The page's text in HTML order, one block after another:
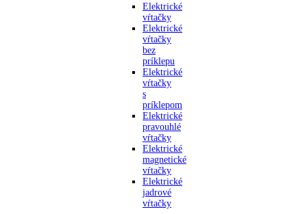
Elektrické
vŕtačky
Elektrické
vŕtačky
bez
príklepu
Elektrické
vŕtačky
s
príklepom
Elektrické
pravouhlé
vŕtačky
Elektrické
magnetické
vŕtačky
Elektrické
jadrové
vŕtačky